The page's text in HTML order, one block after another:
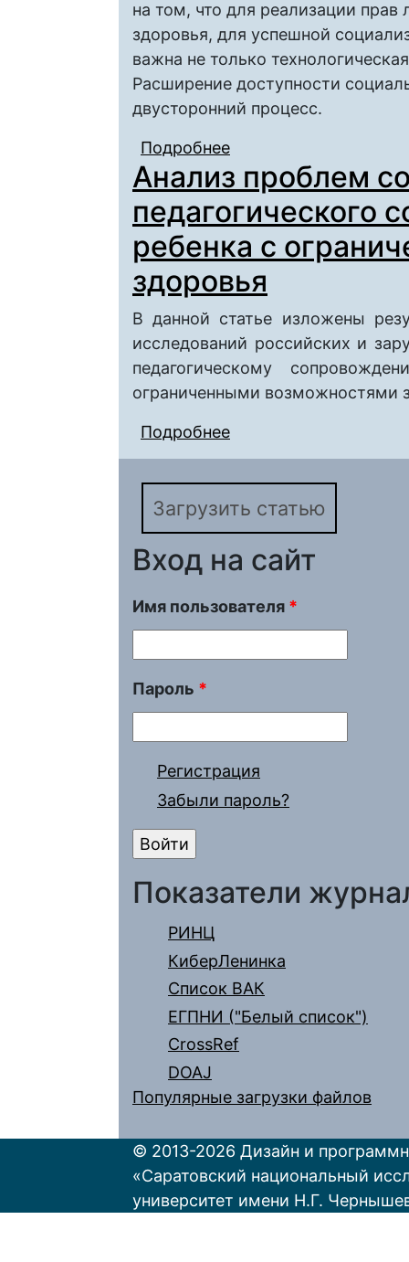
на том, что для реализации
здоровья, для успешной
важна не только
Расширение доступности
двусторонний процесс.
Подробнее
доступности
Анализ проблем
педагогического
ребенка с
здоровья
В данной статье изложены
исследований российских и
педагогическому
ограниченными возможностями
Подробнее
семей ребенка с
Загрузить статью
Вход на сайт
Имя пользователя *
Пароль *
Регистрация
Забыли пароль?
Показатели
РИНЦ
КиберЛенинка
Список ВАК
ЕГПНИ ("Белый список")
CrossRef
DOAJ
Популярные загрузки файлов
© 2013-2026 Дизайн и
«Саратовский национальный
университет имени Н.Г.